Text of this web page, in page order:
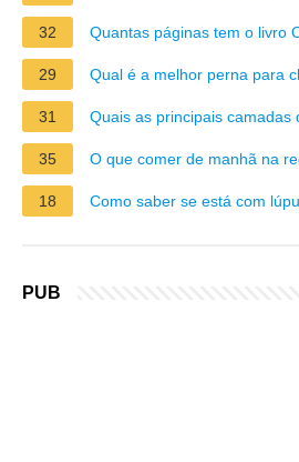
32 Quantas páginas tem o livro
29 Qual é a melhor perna para
31 Quais as principais camadas
35 O que comer de manhã na
18 Como saber se está com
PUB